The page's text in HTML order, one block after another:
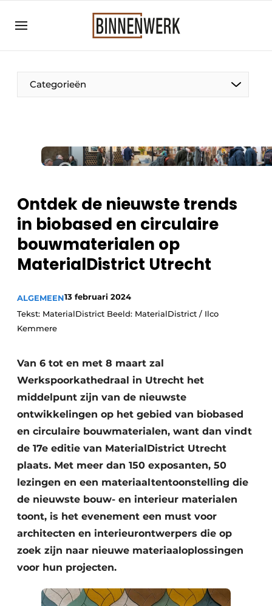
Aanmelden
Bedrijven
Binnenwerk | Hét magazine voor de
Direct contact
Meest gelezen
Nieuwsbrief
Privacy / Cookie statement
Vacatures
Video’s
Categorieën
Ontdek de nieuwste trends
in biobased en circulaire
bouwmaterialen op
MaterialDistrict Utrecht
ALGEMEEN13 februari 2024
Tekst: MaterialDistrict Beeld: MaterialDistrict / Ilco
Kemmere
Van 6 tot en met 8 maart zal
Werkspoorkathedraal in Utrecht het
middelpunt zijn van de nieuwste
ontwikkelingen op het gebied van biobased
en circulaire bouwmaterialen, want dan vindt
de 17e editie van MaterialDistrict Utrecht
plaats. Met meer dan 150 exposanten, 50
lezingen en een materiaaltentoonstelling die
de nieuwste bouw- en interieur materialen
toont, is het evenement een must voor
architecten en interieurontwerpers die op
zoek zijn naar nieuwe materiaaloplossingen
voor hun projecten.